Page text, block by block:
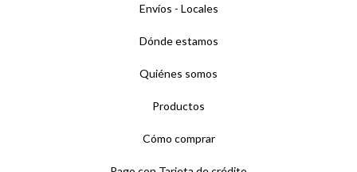
Envíos - Locales
Dónde estamos
Quiénes somos
Productos
Cómo comprar